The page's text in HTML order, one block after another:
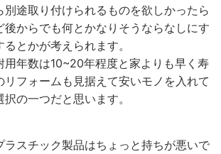
別途取り付けられるものを欲しかったら
後からでも何とかなりそうならなしにす
とかが考えられます。
用年数は10~20年程度と家よりも早く寿
リフォームも見据えて安いモノを入れて
の一つだと思います。
ラスチック製品はちょっと持ちが悪いで